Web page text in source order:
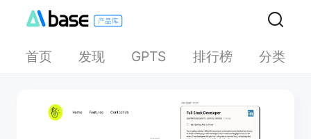
首页 发现 GPTS 排行榜 分类